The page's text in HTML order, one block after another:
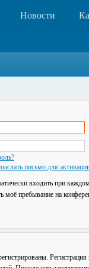
Новости
письмо для
входить при
моё пребывание на